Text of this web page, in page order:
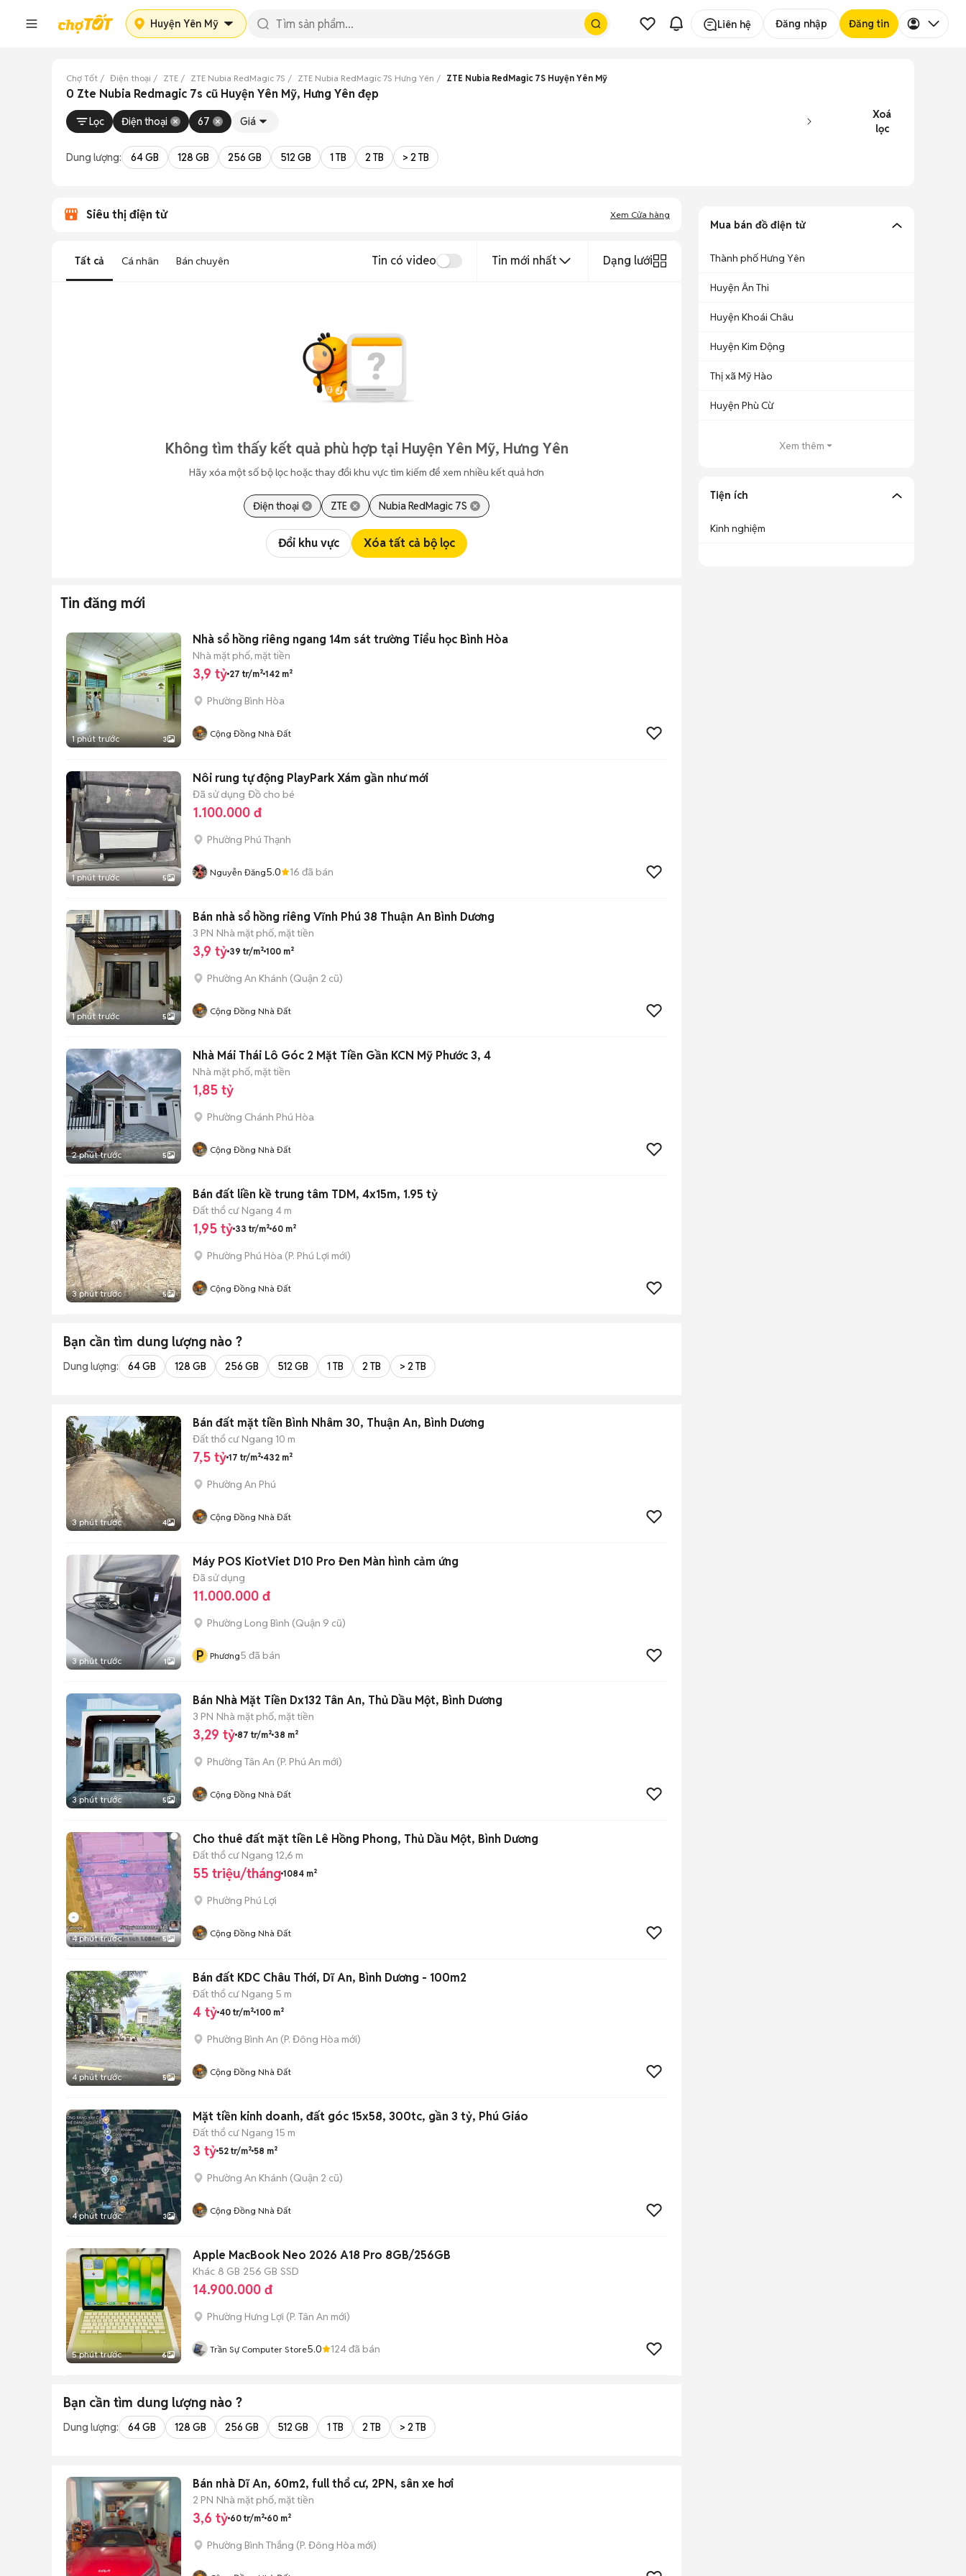
Huyện Yên Mỹ Liên hệ Đăng nhập Đăng tin
Chợ Tốt Điện thoại ZTE ZTE Nubia RedMagic 7S ZTE Nubia RedMagic 7S Hưng Yên ZTE Nubia RedMagic 7S Huyện Yên Mỹ
0 Zte Nubia Redmagic 7s cũ Huyện Yên Mỹ, Hưng Yên đẹp
Lọc Điện thoại 67 Giá
Xoá
lọc
Dung lượng: 64 GB 128 GB 256 GB 512 GB 1 TB 2 TB > 2 TB
Siêu thị điện tử Xem Cửa hàng
Tất cả Cá nhân Bán chuyên Tin có video Tin mới nhất Dạng lưới
Không tìm thấy kết quả phù hợp tại Huyện Yên Mỹ, Hưng Yên
Hãy xóa một số bộ lọc hoặc thay đổi khu vực tìm kiếm để xem nhiều kết quả hơn
Điện thoại ZTE Nubia RedMagic 7S
Đổi khu vực Xóa tất cả bộ lọc
Tin đăng mới
1 phút trước 3
Nhà sổ hồng riêng ngang 14m sát trường Tiểu học Bình Hòa
Nhà mặt phố, mặt tiền
3,9 tỷ 27 tr/m² 142 m²
Phường Bình Hòa
Cộng Đồng Nhà Đất
1 phút trước 5
Nôi rung tự động PlayPark Xám gần như mới
Đã sử dụng Đồ cho bé
1.100.000 đ
Phường Phú Thạnh
Nguyễn Đăng5.0 16 đã bán
1 phút trước 5
Bán nhà sổ hồng riêng Vĩnh Phú 38 Thuận An Bình Dương
3 PN Nhà mặt phố, mặt tiền
3,9 tỷ 39 tr/m² 100 m²
Phường An Khánh (Quận 2 cũ)
Cộng Đồng Nhà Đất
2 phút trước 5
Nhà Mái Thái Lô Góc 2 Mặt Tiền Gần KCN Mỹ Phước 3, 4
Nhà mặt phố, mặt tiền
1,85 tỷ
Phường Chánh Phú Hòa
Cộng Đồng Nhà Đất
3 phút trước 5
Bán đất liền kề trung tâm TDM, 4x15m, 1.95 tỷ
Đất thổ cư Ngang 4 m
1,95 tỷ 33 tr/m² 60 m²
Phường Phú Hòa (P. Phú Lợi mới)
Cộng Đồng Nhà Đất
Bạn cần tìm dung lượng nào ?
Dung lượng: 64 GB 128 GB 256 GB 512 GB 1 TB 2 TB > 2 TB
3 phút trước 4
Bán đất mặt tiền Bình Nhâm 30, Thuận An, Bình Dương
Đất thổ cư Ngang 10 m
7,5 tỷ 17 tr/m² 432 m²
Phường An Phú
Cộng Đồng Nhà Đất
3 phút trước 1
Máy POS KiotViet D10 Pro Đen Màn hình cảm ứng
Đã sử dụng
11.000.000 đ
Phường Long Bình (Quận 9 cũ)
P Phương5 đã bán
3 phút trước 5
Bán Nhà Mặt Tiền Dx132 Tân An, Thủ Dầu Một, Bình Dương
3 PN Nhà mặt phố, mặt tiền
3,29 tỷ 87 tr/m² 38 m²
Phường Tân An (P. Phú An mới)
Cộng Đồng Nhà Đất
4 phút trước 5
Cho thuê đất mặt tiền Lê Hồng Phong, Thủ Dầu Một, Bình Dương
Đất thổ cư Ngang 12,6 m
55 triệu/tháng 1084 m²
Phường Phú Lợi
Cộng Đồng Nhà Đất
4 phút trước 5
Bán đất KDC Châu Thới, Dĩ An, Bình Dương - 100m2
Đất thổ cư Ngang 5 m
4 tỷ 40 tr/m² 100 m²
Phường Bình An (P. Đông Hòa mới)
Cộng Đồng Nhà Đất
4 phút trước 3
Mặt tiền kinh doanh, đất góc 15x58, 300tc, gần 3 tỷ, Phú Giáo
Đất thổ cư Ngang 15 m
3 tỷ 52 tr/m² 58 m²
Phường An Khánh (Quận 2 cũ)
Cộng Đồng Nhà Đất
5 phút trước 6
Apple MacBook Neo 2026 A18 Pro 8GB/256GB
Khác 8 GB 256 GB SSD
14.900.000 đ
Phường Hưng Lợi (P. Tân An mới)
Trần Sự Computer Store5.0 124đã bán
Bạn cần tìm dung lượng nào ?
Dung lượng: 64 GB 128 GB 256 GB 512 GB 1 TB 2 TB > 2 TB
Bán nhà Dĩ An, 60m2, full thổ cư, 2PN, sân xe hơi
2 PN Nhà mặt phố, mặt tiền
3,6 tỷ 60 tr/m² 60 m²
Phường Bình Thắng (P. Đông Hòa mới)
Mua bán đồ điện tử
Thành phố Hưng Yên
Huyện Ân Thi
Huyện Khoái Châu
Huyện Kim Động
Thị xã Mỹ Hào
Huyện Phù Cừ
Xem thêm
Tiện ích
Kinh nghiệm